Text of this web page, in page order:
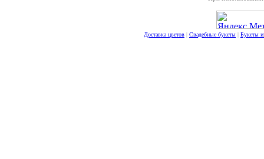
Доставка цветов | Свадебные букеты | Букеты